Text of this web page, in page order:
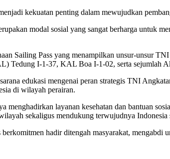
kekuatan penting dalam mewujudkan
modal sosial yang sangat berharga untuk
Sailing Pass yang menampilkan unsur-unsur
Tedung I-1-37, KAL Boa I-1-02, serta sejumlah
edukasi mengenai peran strategis TNI
di wilayah perairan.
layanan kesehatan dan bantuan
sekaligus mendukung terwujudnya
hadir ditengah masyarakat, mengabdi